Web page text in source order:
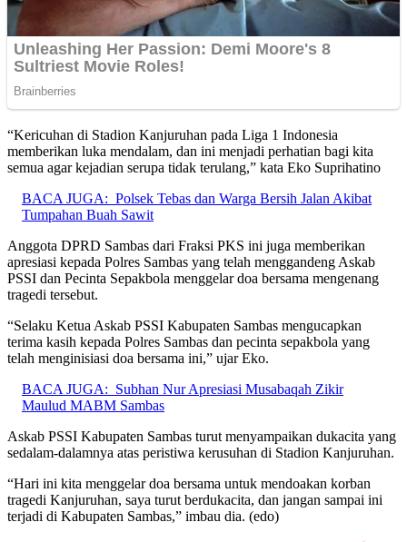
“Kericuhan di Stadion Kanjuruhan pada Liga 1 Indonesia
memberikan luka mendalam, dan ini menjadi perhatian bagi kita
semua agar kejadian serupa tidak terulang,” kata Eko Suprihatino
BACA JUGA: Polsek Tebas dan Warga Bersih Jalan Akibat
Tumpahan Buah Sawit
Anggota DPRD Sambas dari Fraksi PKS ini juga memberikan
apresiasi kepada Polres Sambas yang telah menggandeng Askab
PSSI dan Pecinta Sepakbola menggelar doa bersama mengenang
tragedi tersebut.
“Selaku Ketua Askab PSSI Kabupaten Sambas mengucapkan
terima kasih kepada Polres Sambas dan pecinta sepakbola yang
telah menginisiasi doa bersama ini,” ujar Eko.
BACA JUGA: Subhan Nur Apresiasi Musabaqah Zikir
Maulud MABM Sambas
Askab PSSI Kabupaten Sambas turut menyampaikan dukacita yang
sedalam-dalamnya atas peristiwa kerusuhan di Stadion Kanjuruhan.
“Hari ini kita menggelar doa bersama untuk mendoakan korban
tragedi Kanjuruhan, saya turut berdukacita, dan jangan sampai ini
terjadi di Kabupaten Sambas,” imbau dia. (edo)